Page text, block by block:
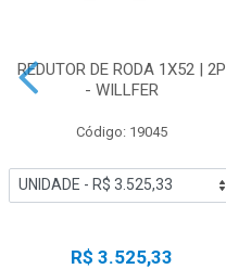
REDUTOR DE RODA 1X52 | 2P
- WILLFER
Código: 19045
R$ 3.525,33